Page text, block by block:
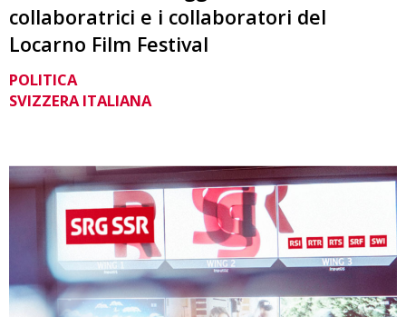
collaboratrici e i collaboratori del
Locarno Film Festival
POLITICA
SVIZZERA ITALIANA